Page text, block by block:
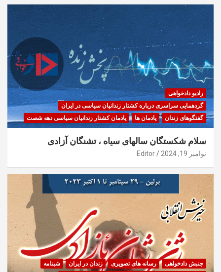
رادیو دادخواهی
گردهمایی سراسری درباره کشتار زندانیان سیاسی در ایران
گفتگوهای زندان
یادمان ها یادمان کشتار زندانیان سیاسی دهه شصت
سلام شکستگان سالهای سیاه ، تشنگان آزادی
نوامبر 19, 2024 Editor
جنبش دادخواهی رسانه های تصویری زندان در ایران
شبنامه